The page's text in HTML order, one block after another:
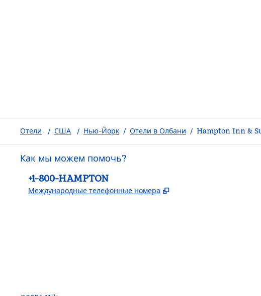
Отели / США / Нью-Йорк / Отели в Олбани / Hampton Inn &
Как мы можем помочь?
Телефон:
+1-800-HAMPTON
Международные телефонные номера ,